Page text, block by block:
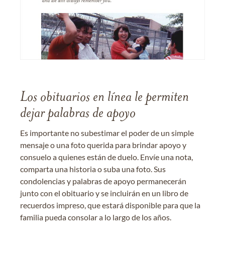
Los obituarios en línea le permiten
dejar palabras de apoyo
Es importante no subestimar el poder de un simple
mensaje o una foto querida para brindar apoyo y
consuelo a quienes están de duelo. Envíe una nota,
comparta una historia o suba una foto. Sus
condolencias y palabras de apoyo permanecerán
junto con el obituario y se incluirán en un libro de
recuerdos impreso, que estará disponible para que la
familia pueda consolar a lo largo de los años.